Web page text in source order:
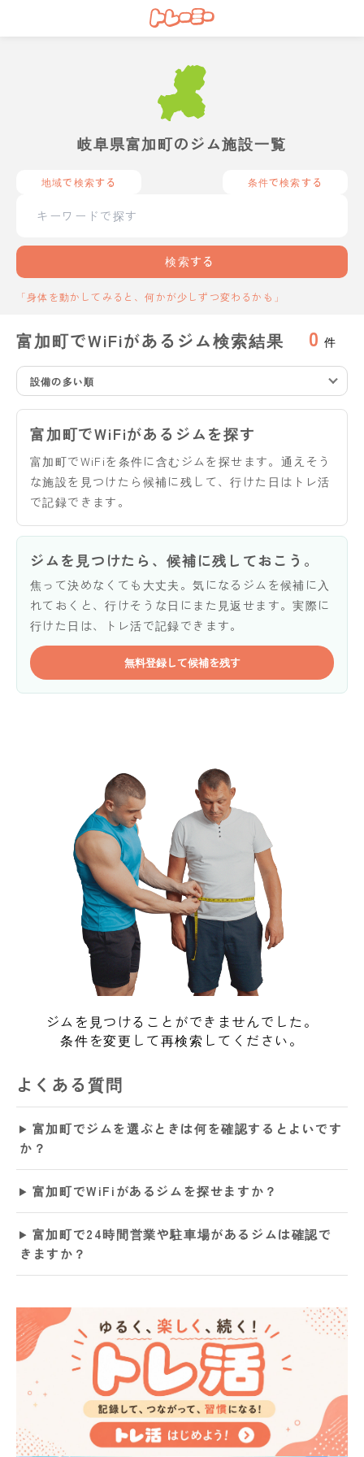
岐阜県富加町のジム施設一覧
地域で検索する 条件で検索する
検索する
「身体を動かしてみると、何かが少しずつ変わるかも」
富加町でWiFiがあるジム検索結果 0 件
設備の多い順
富加町でWiFiがあるジムを探す
富加町でWiFiを条件に含むジムを探せます。通えそう
な施設を見つけたら候補に残して、行けた日はトレ活
で記録できます。
ジムを見つけたら、候補に残しておこう。
焦って決めなくても大丈夫。気になるジムを候補に入
れておくと、行けそうな日にまた見返せます。実際に
行けた日は、トレ活で記録できます。
無料登録して候補を残す
ジムを見つけることができませんでした。
条件を変更して再検索してください。
よくある質問
富加町でジムを選ぶときは何を確認するとよいです
か？
富加町でWiFiがあるジムを探せますか？
富加町で24時間営業や駐車場があるジムは確認で
きますか？